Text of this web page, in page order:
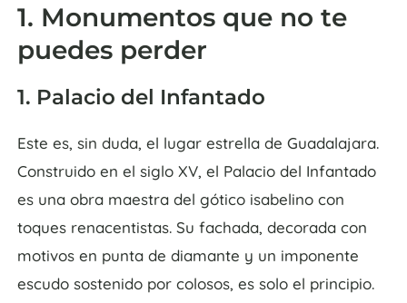
1. Monumentos que no te
puedes perder
1. Palacio del Infantado
Este es, sin duda, el lugar estrella de Guadalajara.
Construido en el siglo XV, el Palacio del Infantado
es una obra maestra del gótico isabelino con
toques renacentistas. Su fachada, decorada con
motivos en punta de diamante y un imponente
escudo sostenido por colosos, es solo el principio.